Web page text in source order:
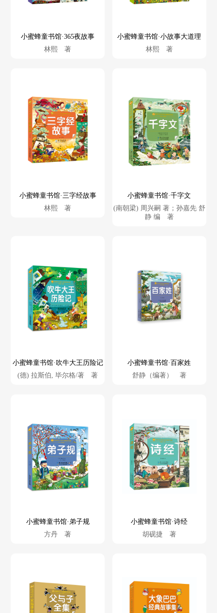
小蜜蜂童书馆·365夜故事
林熙 著
小蜜蜂童书馆·小故事大道理
林熙 著
小蜜蜂童书馆·三字经故事
林熙 著
小蜜蜂童书馆·千字文
(南朝梁) 周兴嗣 著；孙嘉先 舒
静 编 著
小蜜蜂童书馆·吹牛大王历险记
(德) 拉斯伯, 毕尔格/著 著
小蜜蜂童书馆·百家姓
舒静（编著） 著
小蜜蜂童书馆·弟子规
方丹 著
小蜜蜂童书馆·诗经
胡砚捷 著